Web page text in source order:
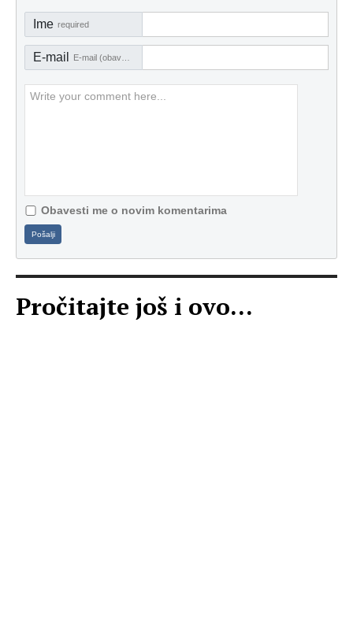
Ime required
E-mail E-mail (obavezno)
Obavesti me o novim komentarima
Pošalji
Pročitajte još i ovo...